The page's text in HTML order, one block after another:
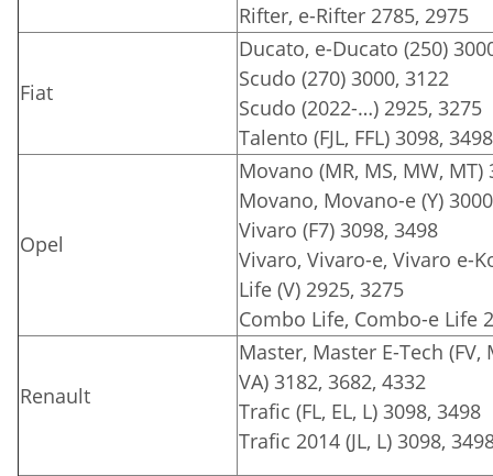
Rifter, e-Rifter 2785, 2975
Fiat
Ducato, e-Ducato (250)
Scudo (270) 3000, 3122
Scudo (2022-…) 2925, 3275
Talento (FJL, FFL) 3098, 3498
Opel
Movano (MR, MS, MW, MT)
Movano, Movano-e (Y)
Vivaro (F7) 3098, 3498
Vivaro, Vivaro-e, Vivaro e-
Life (V) 2925, 3275
Combo Life, Combo-e Life
Renault
Master, Master E-Tech (FV,
VA) 3182, 3682, 4332
Trafic (FL, EL, L) 3098, 3498
Trafic 2014 (JL, L) 3098,